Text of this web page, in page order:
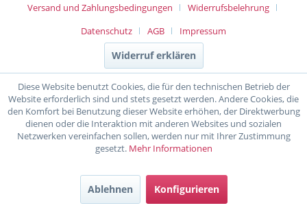
Versand und Zahlungsbedingungen
Widerrufsbelehrung
Datenschutz
AGB Impressum
Widerruf erklären
Diese Website benutzt Cookies, die für den technischen Betrieb der
Website erforderlich sind und stets gesetzt werden. Andere Cookies, die
den Komfort bei Benutzung dieser Website erhöhen, der Direktwerbung
dienen oder die Interaktion mit anderen Websites und sozialen
Netzwerken vereinfachen sollen, werden nur mit Ihrer Zustimmung
gesetzt. Mehr Informationen
Ablehnen Konfigurieren